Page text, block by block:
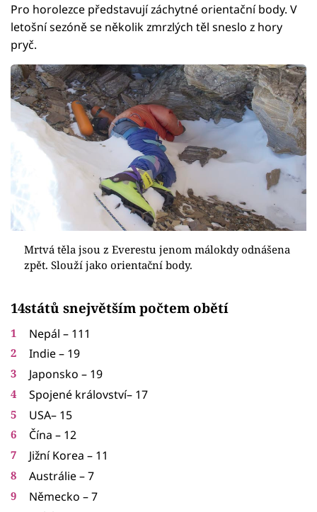
Pro horolezce představují záchytné orientační body. V
letošní sezóně se několik zmrzlých těl sneslo z hory
pryč.
Mrtvá těla jsou z Everestu jenom málokdy odnášena
zpět. Slouží jako orientační body.
14států snejvětším počtem obětí
Nepál – 111
Indie – 19
Japonsko – 19
Spojené království– 17
USA– 15
Čína – 12
Jižní Korea – 11
Austrálie – 7
Německo – 7